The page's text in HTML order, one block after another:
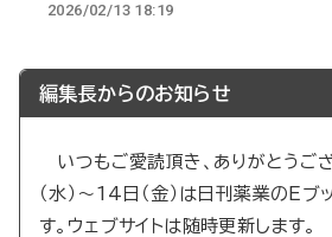
2026/02/13 18:19
編集長からのお知らせ
いつもご愛読頂き、ありがとうご
（水）～14日（金）は日刊薬業のEブ
す。ウェブサイトは随時更新します。